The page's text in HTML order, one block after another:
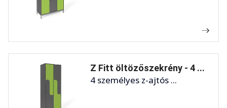
Z Fitt öltözőszekrény - 4 ...
4 személyes z-ajtós ...